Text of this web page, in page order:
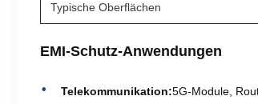
Typische Oberflächen
EMI-Schutz-Anwendungen
Telekommunikation:5G-Module,